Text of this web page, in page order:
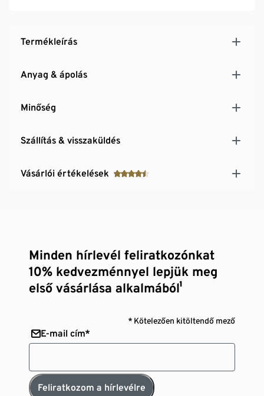
Termékleírás
Anyag & ápolás
Minőség
Szállítás & visszaküldés
Vásárlói értékelések
Minden hírlevél feliratkozónkat
10% kedvezménnyel lepjük meg
első vásárlása alkalmából¹
* Kötelezően kitöltendő mező
E-mail cím*
Feliratkozom a hírlevélre